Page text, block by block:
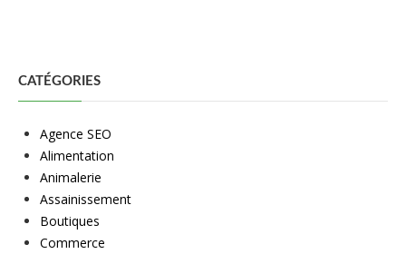
CATÉGORIES
Agence SEO
Alimentation
Animalerie
Assainissement
Boutiques
Commerce